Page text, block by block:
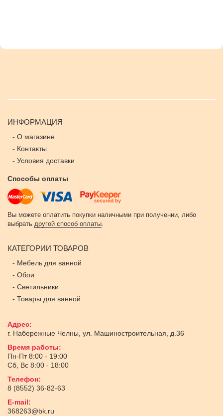
ИНФОРМАЦИЯ
- О магазине
- Контакты
- Условия доставки
Способы оплаты
Вы можете оплатить покупки наличными при получении, либо
выбрать другой способ оплаты.
КАТЕГОРИИ ТОВАРОВ
- Мебель для ванной
- Обои
- Светильники
- Товары для ванной
Адрес:
г. Набережные Челны ул. Машиностроительная, д.36
Время работы:
Пн-Пт 8:00 - 19:00
Сб, Вс 8:00 - 18:00
Телефон:
8 (8552) 36-82-63
E-mail:
368263@bk.ru